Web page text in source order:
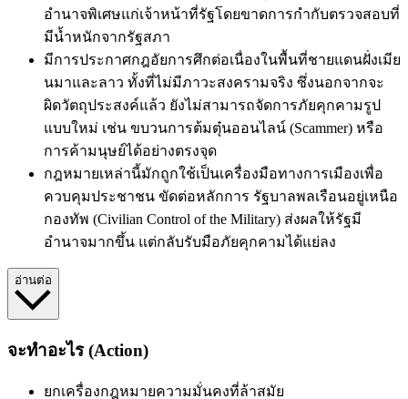
อำนาจพิเศษแก่เจ้าหน้าที่รัฐโดยขาดการกำกับตรวจสอบที่
มีน้ำหนักจากรัฐสภา
มีการประกาศกฎอัยการศึกต่อเนื่องในพื้นที่ชายแดนฝั่งเมีย
นมาและลาว ทั้งที่ไม่มีภาวะสงครามจริง ซึ่งนอกจากจะ
ผิดวัตถุประสงค์แล้ว ยังไม่สามารถจัดการภัยคุกคามรูป
แบบใหม่ เช่น ขบวนการต้มตุ๋นออนไลน์ (Scammer) หรือ
การค้ามนุษย์ได้อย่างตรงจุด
กฎหมายเหล่านี้มักถูกใช้เป็นเครื่องมือทางการเมืองเพื่อ
ควบคุมประชาชน ขัดต่อหลักการ รัฐบาลพลเรือนอยู่เหนือ
กองทัพ (Civilian Control of the Military) ส่งผลให้รัฐมี
อำนาจมากขึ้น แต่กลับรับมือภัยคุกคามได้แย่ลง
อ่านต่อ
จะทำอะไร (Action)
ยกเครื่องกฎหมายความมั่นคงที่ล้าสมัย